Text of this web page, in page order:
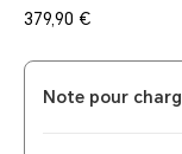
379,90 €
Note pour